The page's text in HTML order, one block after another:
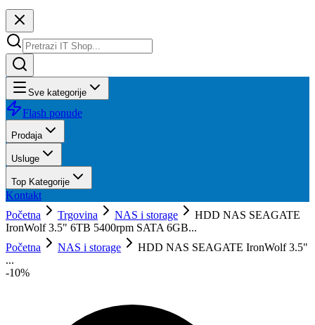
Sve kategorije
Flash ponude
Prodaja
Usluge
Top Kategorije
Kontakt
Početna
Trgovina NAS i storage
HDD NAS SEAGATE
IronWolf 3.5" 6TB 5400rpm SATA 6GB...
Početna
NAS i storage
HDD NAS SEAGATE IronWolf 3.5"
...
-10%